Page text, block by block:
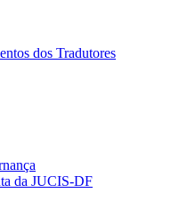
dos Tradutores
da JUCIS-DF